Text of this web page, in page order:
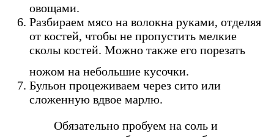
овощами.
Разбираем мясо на волокна руками, отделяя
от костей, чтобы не пропустить мелкие
сколы костей. Можно также его порезать
ножом на небольшие кусочки.
Бульон процеживаем через сито или
сложенную вдвое марлю.
Обязательно пробуем на соль и